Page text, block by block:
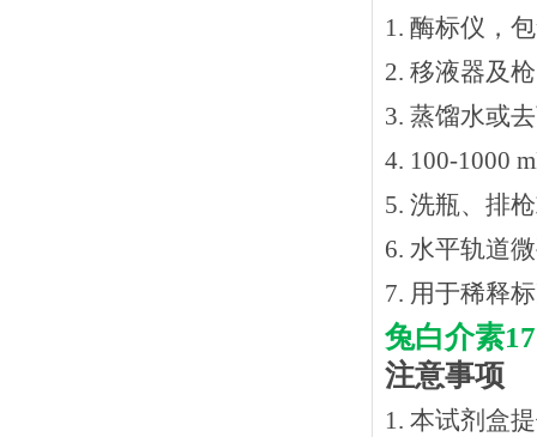
1. 酶标仪，
2. 移液器及
3. 蒸馏水或
4. 100-1000
5. 洗瓶、排
6. 水平轨道
7. 用于稀释
兔白介素
注意事项
1. 本试剂盒